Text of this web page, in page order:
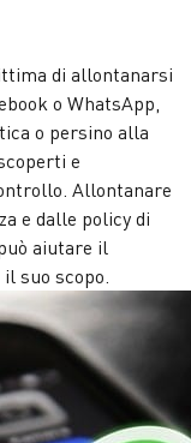
di allontanarsi
o WhatsApp,
o persino alla
e
Allontanare
e dalle policy di
aiutare il
suo scopo.